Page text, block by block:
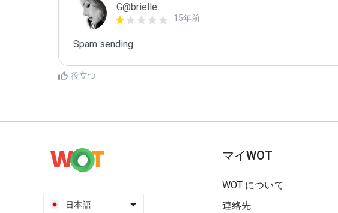
G@brielle
15年前
Spam sending.
役立つ
日本語
マイWOT
WOT について
連絡先